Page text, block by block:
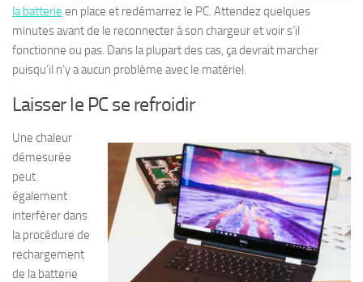
la batterie en place et redémarrez le PC. Attendez quelques
minutes avant de le reconnecter à son chargeur et voir s’il
fonctionne ou pas. Dans la plupart des cas, ça devrait marcher
puisqu’il n’y a aucun problème avec le matériel.
Laisser le PC se refroidir
Une chaleur
démesurée
peut
également
interférer dans
la procédure de
rechargement
de la batterie